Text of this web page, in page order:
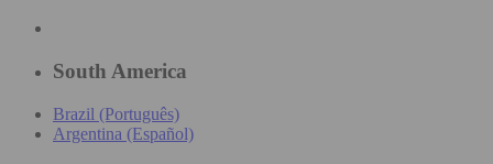
South America
Brazil (Português)
Argentina (Español)